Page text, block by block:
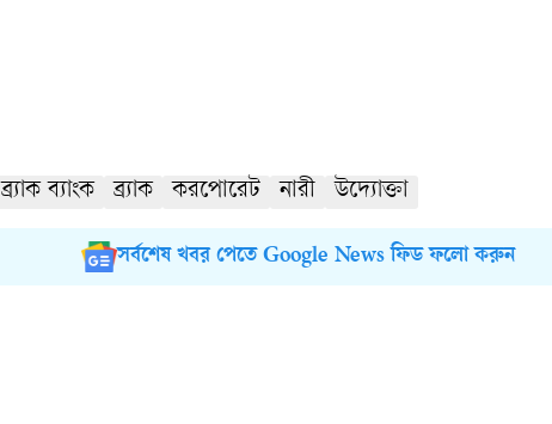
ব্র্যাক ব্যাংক ব্র্যাক করপোরেট নারী উদ্যোক্তা
সর্বশেষ খবর পেতে Google News ফিড ফলো করুন